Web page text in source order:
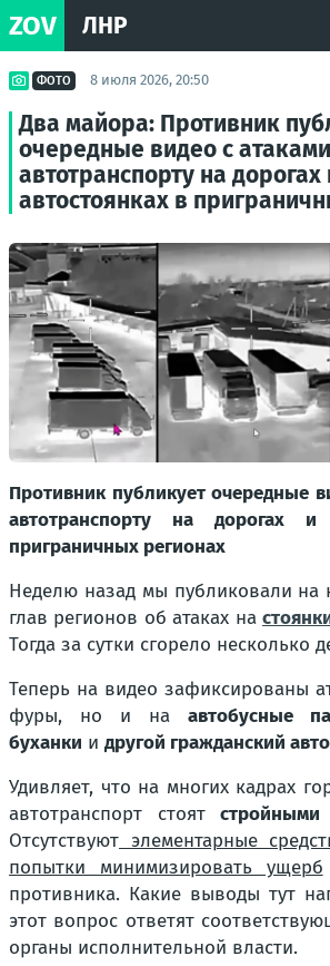
ZOV ЛНР
ФОТО 8 июля 2026, 20:50
Два майора: Противник
очередные видео с
автотранспорту на дорогах
автостоянках в
Противник публикует очередные
автотранспорту на дорогах и
приграничных регионах
Неделю назад мы публиковали на
глав регионов об атаках на
Тогда за сутки сгорело несколько
Теперь на видео зафиксированы
фуры, но и на автобусные
буханки и другой гражданский
Удивляет, что на многих кадрах
автотранспорт стоят
Отсутствуют элементарные
попытки минимизировать ущерб
противника. Какие выводы тут
этот вопрос ответят
органы исполнительной власти.